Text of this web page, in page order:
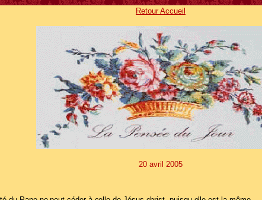
Retour Accueil
20 avril 2005